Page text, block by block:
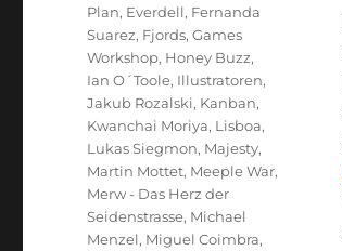
Plan, Everdell, Fernanda
Suarez, Fjords,Games
Workshop, Honey Buzz,
Ian O´Toole, Illustratoren,
Jakub Rozalski, Kanban,
Kwanchai Moriya, Lisboa,
Lukas Siegmon, Majesty,
Martin Mottet, Meeple War,
Merw - Das Herz der
Seidenstrasse, Michael
Menzel, Miguel Coimbra,